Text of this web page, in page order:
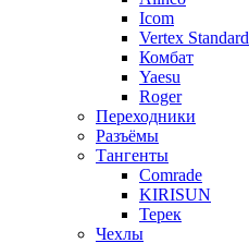
Icom
Vertex Standard
Комбат
Yaesu
Roger
Переходники
Разъёмы
Тангенты
Comrade
KIRISUN
Терек
Чехлы